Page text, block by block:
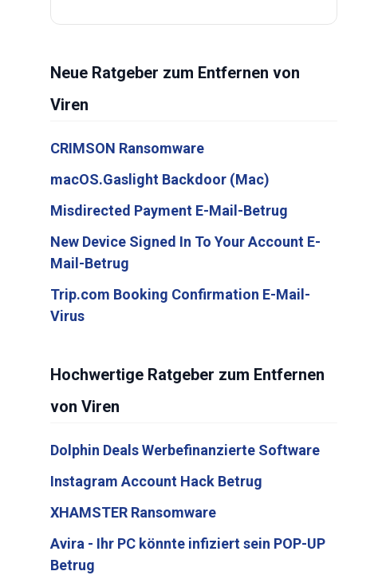
Neue Ratgeber zum Entfernen von
Viren
CRIMSON Ransomware
macOS.Gaslight Backdoor (Mac)
Misdirected Payment E-Mail-Betrug
New Device Signed In To Your Account E-
Mail-Betrug
Trip.com Booking Confirmation E-Mail-
Virus
Hochwertige Ratgeber zum Entfernen
von Viren
Dolphin Deals Werbefinanzierte Software
Instagram Account Hack Betrug
XHAMSTER Ransomware
Avira - Ihr PC könnte infiziert sein POP-UP
Betrug